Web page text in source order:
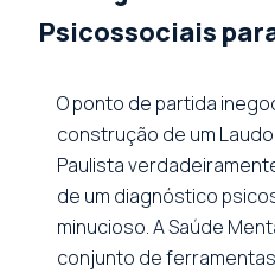
Psicossociais
O ponto de partida
construção de um Laudo
Paulista
de um diagnóstico
minucioso. A Saúde
conjunto de